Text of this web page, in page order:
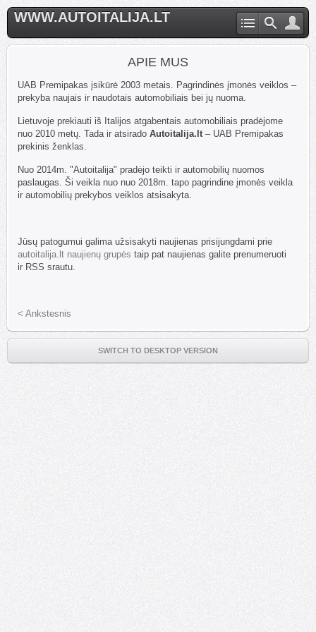
WWW.AUTOITALIJA.LT
APIE MUS
UAB Premipakas įsikūrė 2003 metais. Pagrindinės įmonės veiklos –
prekyba naujais ir naudotais automobiliais bei jų nuoma.
Lietuvoje prekiauti iš Italijos atgabentais automobiliais pradėjome
nuo 2010 metų. Tada ir atsirado Autoitalija.lt– UAB Premipakas
prekinis ženklas.
Nuo 2014m. "Autoitalija" pradėjo teikti ir automobilių nuomos
paslaugas. Ši veikla nuo nuo 2018m. tapo pagrindine įmonės veikla
ir automobilių prekybos veiklos atsisakyta.
Jūsų patogumui galima užsisakyti naujienas prisijungdami prie
autoitalija.lt naujienų grupės taip pat naujienas galite prenumeruoti
ir RSS srautu.
< Ankstesnis
SWITCH TO DESKTOP VERSION